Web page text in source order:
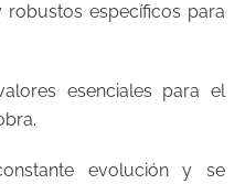
específicos para
esenciales para el
evolución y se